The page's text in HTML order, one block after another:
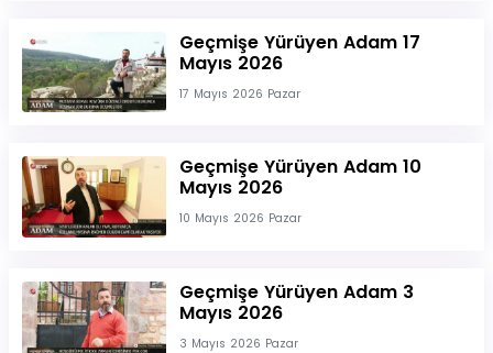
Geçmişe Yürüyen Adam 17
Mayıs 2026
17 Mayıs 2026 Pazar
Geçmişe Yürüyen Adam 10
Mayıs 2026
10 Mayıs 2026 Pazar
Geçmişe Yürüyen Adam 3
Mayıs 2026
3 Mayıs 2026 Pazar